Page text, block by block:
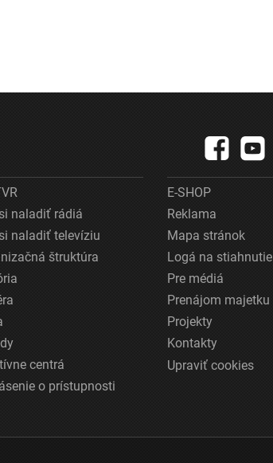
naladiť rádiá
naladiť televíziu
štruktúra
centrá
o prístupnosti
E-SHOP
Reklama
Mapa stránok
Logá na stiahnutie
Pre médiá
Prenájom majetku
Projekty
Kontakty
Upraviť cookies